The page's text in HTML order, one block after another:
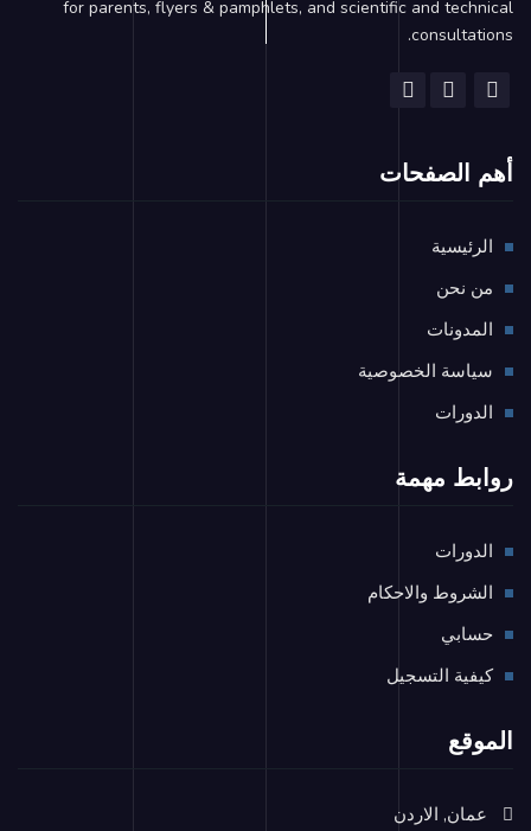
for parents, flyers & pamphlets, and scientific and technical
consultations.
أهم الصفحات
الرئيسية
من نحن
المدونات
سياسة الخصوصية
الدورات
روابط مهمة
الدورات
الشروط والاحكام
حسابي
كيفية التسجيل
الموقع
عمان, الاردن